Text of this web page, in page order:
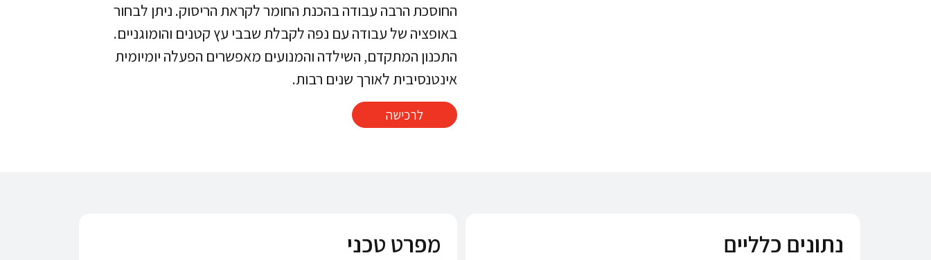
החוסכת הרבה עבודה בהכנת החומר לקראת הריסוק. ניתן לבחור
באופציה של עבודה עם נפה לקבלת שבבי עץ קטנים והומוגניים.
התכנון המתקדם, השילדה והמנועים מאפשרים הפעלה יומיומית
אינטנסיבית לאורך שנים רבות.
לרכישה
נתונים כלליים מפרט טכני